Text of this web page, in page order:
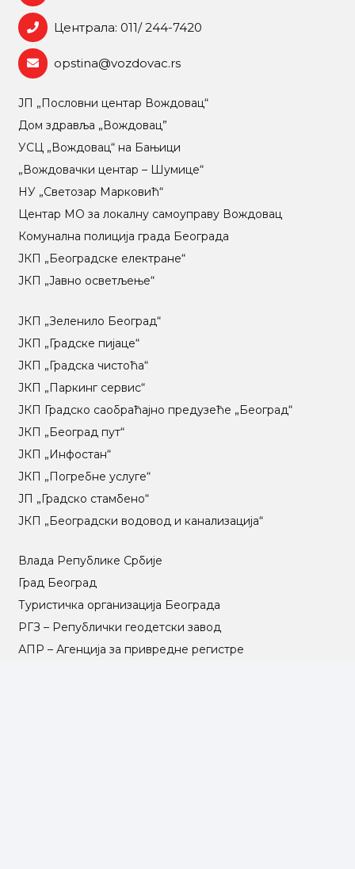
Централа: 011/ 244-7420
opstina@vozdovac.rs
ЈП „Пословни центар Вождовац“
Дом здравља „Вождовац”
УСЦ „Вождовац“ на Бањици
„Вождовачки центар – Шумице“
НУ „Светозар Марковић“
Центар МO за локалну самоуправу Вождовац
Комунална полиција града Београда
ЈКП „Београдске електране“
ЈКП „Јавно осветљење“
ЈКП „Зеленило Београд“
ЈКП „Градске пијаце“
ЈКП „Градска чистоћа“
ЈКП „Паркинг сервис“
ЈКП Градско саобраћајно предузеће „Београд“
ЈКП „Београд пут“
ЈКП „Инфостан“
ЈКП „Погребне услуге“
ЈП „Градско стамбено“
ЈКП „Београдски водовод и канализација“
Влада Републике Србије
Град Београд
Туристичка организација Београда
РГЗ – Републички геодетски завод
АПР – Агенција за привредне регистре